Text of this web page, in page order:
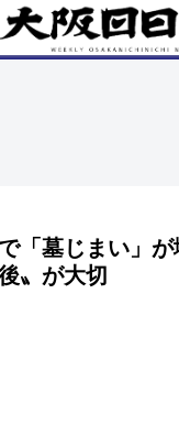
ニュース 連載
「墓じまい」
〟が大切